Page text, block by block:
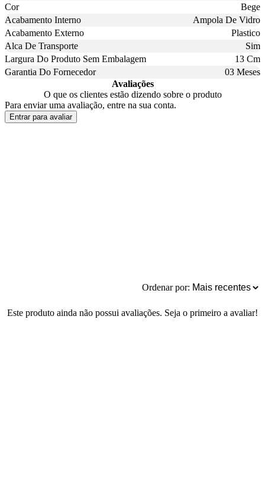
Cor
Bege
Acabamento Interno
Ampola De Vidro
Acabamento Externo
Plastico
Alca De Transporte
Sim
Largura Do Produto Sem Embalagem
13 Cm
Garantia Do Fornecedor
03 Meses
Avaliações
O que os clientes estão dizendo sobre o produto
Para enviar uma avaliação, entre na sua conta.
Entrar para avaliar
Ordenar por:
Este produto ainda não possui avaliações. Seja o primeiro a avaliar!